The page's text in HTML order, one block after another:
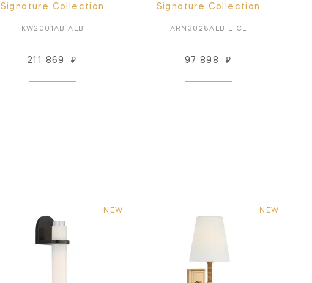
Signature Collection
KW2001AB-ALB
211 869 ₽
Signature Collection
ARN3028ALB-L-CL
97 898 ₽
NEW NEW